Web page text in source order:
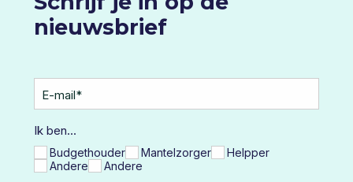
E-mail*
Ik ben...
Budgethouder Mantelzorger
Helpper
Andere
Andere
nieuwsbrief